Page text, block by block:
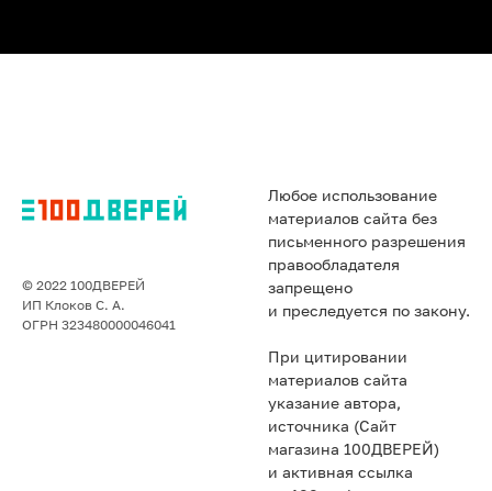
© 2022 100ДВЕРЕЙ
ИП Клоков С. А.
ОГРН 323480000046041
Любое использование
материалов сайта без
письменного разрешения
правообладателя
запрещено
и преследуется по закону.
При цитировании
материалов сайта
указание автора,
источника (Сайт
магазина 100ДВЕРЕЙ)
и активная ссылка